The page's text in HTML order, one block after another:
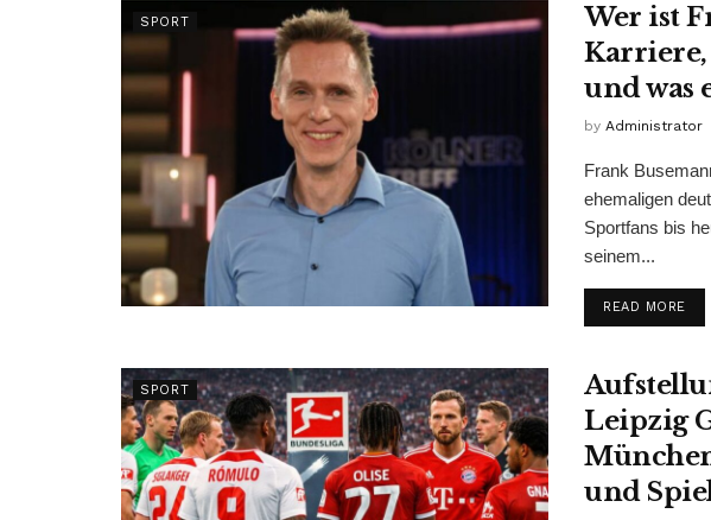
SPORT
Wer ist
und was
by Administrator
Frank
ehemaligen
Sportfans bis
seinem...
READ MORE
SPORT
Leipzig
und